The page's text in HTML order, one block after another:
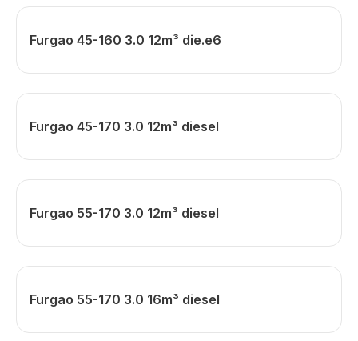
Furgao 45-160 3.0 12m³ die.e6
Furgao 45-170 3.0 12m³ diesel
Furgao 55-170 3.0 12m³ diesel
Furgao 55-170 3.0 16m³ diesel